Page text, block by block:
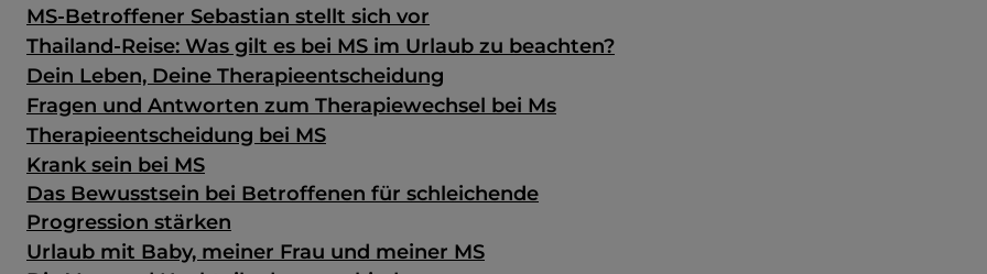
MS-Betroffener Sebastian stellt sich vor
Thailand-Reise: Was gilt es bei MS im Urlaub zu beachten?
Dein Leben, Deine Therapieentscheidung
Fragen und Antworten zum Therapiewechsel bei Ms
Therapieentscheidung bei MS
Krank sein bei MS
Das Bewusstsein bei Betroffenen für schleichende
Progression stärken
Urlaub mit Baby, meiner Frau und meiner MS